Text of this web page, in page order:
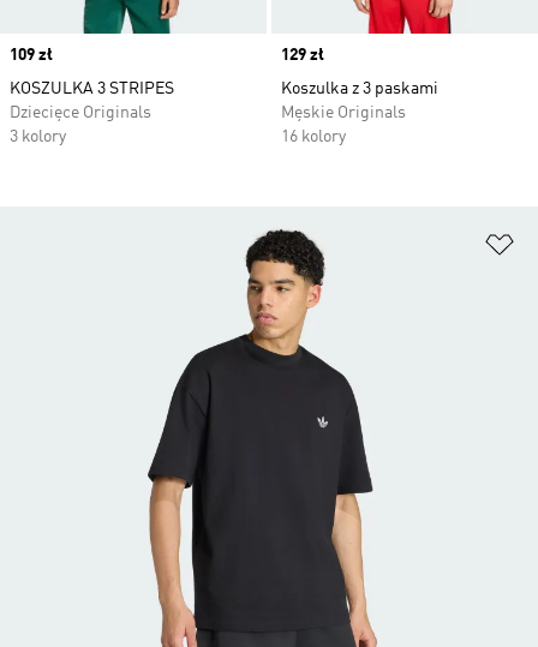
Price
109 zł
KOSZULKA 3 STRIPES
Dziecięce Originals
3 kolory
Price
129 zł
Koszulka z 3 paskami
Męskie Originals
16 kolory